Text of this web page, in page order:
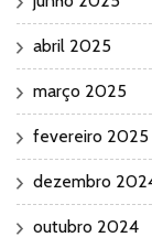
abril 2025
março 2025
fevereiro 2025
dezembro
outubro 2024